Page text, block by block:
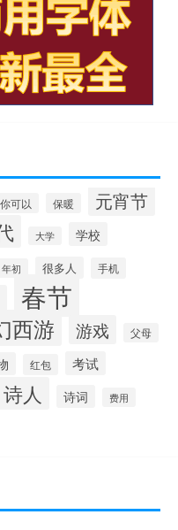
你可以 保暖 元宵节
大学 学校
年初 很多人 手机
春节
西游 游戏 父母
红包 考试
诗人 诗词 费用